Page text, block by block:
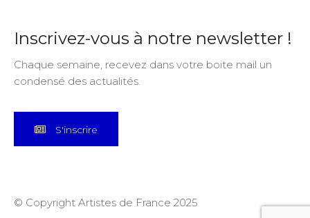
Inscrivez-vous à notre newsletter !
Chaque semaine, recevez dans votre boite mail un
condensé des actualités.
S'inscrire
© Copyright Artistes de France 2025